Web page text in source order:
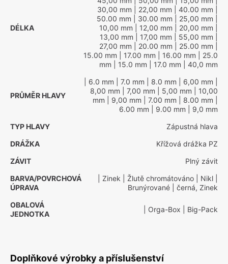
DÉLKA
30,00 mm | 22,00 mm | 40.00 mm
50.00 mm | 30.00 mm | 25,00 mm
10,00 mm | 12,00 mm | 20,00 mm
13,00 mm | 17,00 mm | 55,00 mm
27,00 mm | 20.00 mm | 25.00 mm
15.00 mm | 17.00 mm | 16.00 mm | 25.0
mm | 15.0 mm | 17.0 mm | 40,0 mm
PRŮMĚR HLAVY
| 6.0 mm | 7.0 mm | 8.0 mm | 6,00 mm
8,00 mm | 7,00 mm | 5,00 mm | 10,00
mm | 9,00 mm | 7.00 mm | 8.00 mm
6.00 mm | 9.00 mm | 9,0 mm
TYP HLAVY
Zápustná hlava
DRÁŽKA
Křížová drážka PZ
ZÁVIT
Plný závit
BARVA/POVRCHOVÁ
ÚPRAVA
| Zinek | Žlutě chromátováno | Nikl
Brunýrované | černá, Zinek
OBALOVÁ
JEDNOTKA
| Orga-Box | Big-Pack
Doplňkové výrobky a příslušenství